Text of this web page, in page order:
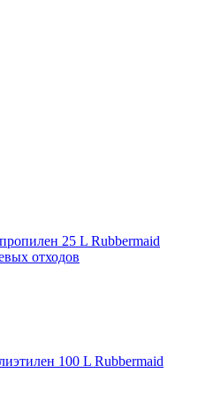
25 L Rubbermaid
отходов